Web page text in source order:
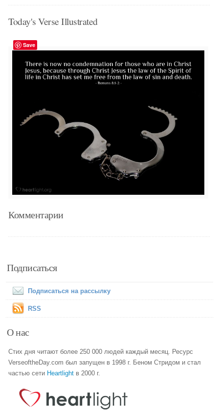
Today's Verse Illustrated
Save
Комментарии
Подписаться
Подписаться на рассылку
RSS
О нас
Стих дня читают более 250 000 людей каждый месяц. Ресурс
VerseoftheDay.com был запущен в 1998 г. Беном Стридом и стал
частью сети Heartlight в 2000 г.